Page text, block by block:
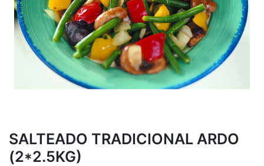
SALTEADO TRADICIONAL ARDO
(2*2.5KG)